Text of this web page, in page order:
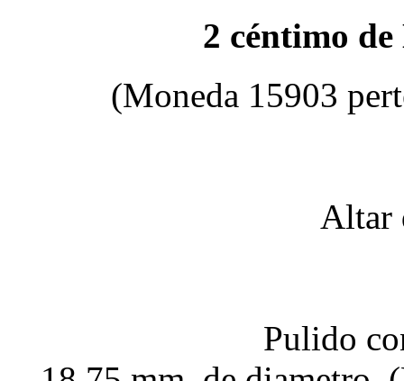
2 céntimo
(Moneda 15903
Altar
Pulido